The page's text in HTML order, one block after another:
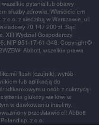
pytania lub obawy
służby zdrowia. Właścicielem
o.o. z siedzibą w Warszawie, ul.
70 147 200 zł. Sąd
XIII Wydział Gospodarczy
NIP 951-17-61-348. Copyright ©
Abbott, wszelkie prawa
flash (czujnik), wyrób
lub aplikacją do
u osób z cukrzycą i
glukozy we krwi w
w dawkowaniu insuliny.
przedstawiciel: Abbott
sp. z o.o.